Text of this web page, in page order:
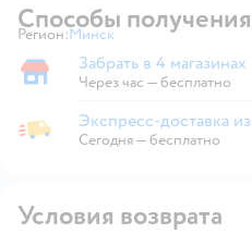
Способы получения
Регион: Выбор адреса доставки.
Минск
Забрать в магазине
Забрать в 4 магазинах
Через час — бесплатно
Экспресс-доставка из магазина
Экспресс-доставка
Сегодня—бесплатно
Условия возврата